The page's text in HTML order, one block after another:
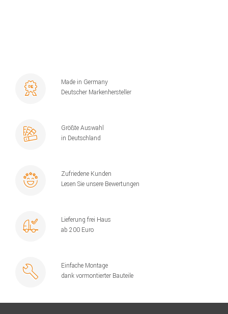
Made in Germany
Deutscher Markenhersteller
Größte Auswahl
in Deutschland
Zufriedene Kunden
Lesen Sie unsere Bewertungen
Lieferung frei Haus
ab 200 Euro
Einfache Montage
dank vormontierter Bauteile